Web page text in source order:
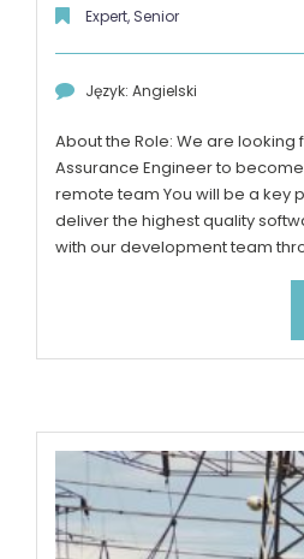
Expert, Senior
Język: Angielski
About the Role: We are
Assurance Engineer to
remote team You will be a key
deliver the highest quality
with our development team